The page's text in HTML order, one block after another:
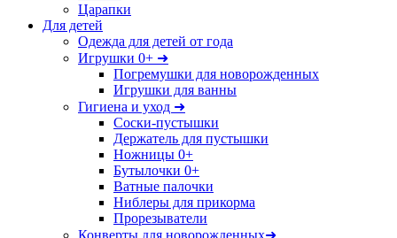
Царапки
Для детей
Одежда для детей от года
Игрушки 0+ ➜
Погремушки для новорожденных
Игрушки для ванны
Гигиена и уход ➜
Соски-пустышки
Держатель для пустышки
Ножницы 0+
Бутылочки 0+
Ватные палочки
Ниблеры для прикорма
Прорезыватели